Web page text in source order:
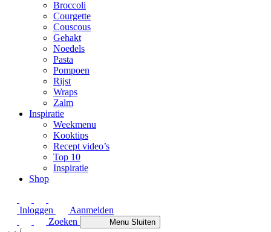
Broccoli
Courgette
Couscous
Gehakt
Noedels
Pasta
Pompoen
Rijst
Wraps
Zalm
Inspiratie
Weekmenu
Kooktips
Recept video’s
Top 10
Inspiratie
Shop
Inloggen
Aanmelden
Zoeken
MenuSluiten